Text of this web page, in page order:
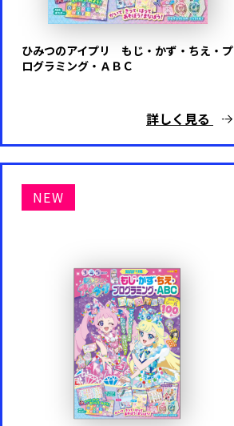
ひみつのアイプリ もじ・かず・ちえ・プ
ログラミング・ＡＢＣ
詳しく見る
NEW